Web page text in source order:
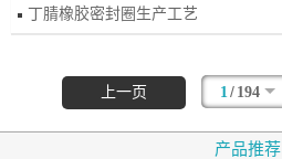
丁腈橡胶密封圈生产工艺
上一页 1 / 194
产品推荐